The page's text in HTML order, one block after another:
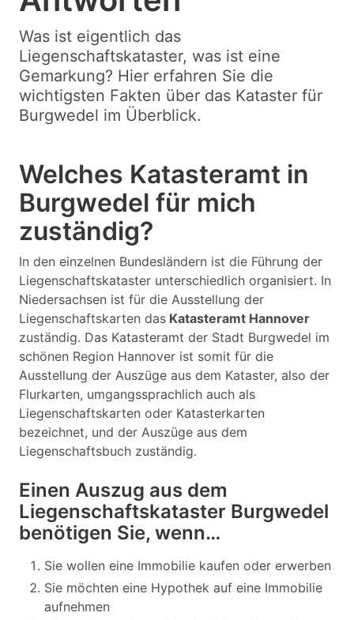
Was ist eigentlich das
Liegenschaftskataster, was ist eine
Gemarkung? Hier erfahren Sie die
wichtigsten Fakten über das Kataster für
Burgwedel im Überblick.
Welches Katasteramt in
Burgwedel für mich
zuständig?
In den einzelnen Bundesländern ist die Führung der
Liegenschaftskataster unterschiedlich organisiert. In
Niedersachsen ist für die Ausstellung der
Liegenschaftskarten das Katasteramt Hannover
zuständig. Das Katasteramt der Stadt Burgwedel im
schönen Region Hannover ist somit für die
Ausstellung der Auszüge aus dem Kataster, also der
Flurkarten, umgangssprachlich auch als
Liegenschaftskarten oder Katasterkarten
bezeichnet, und der Auszüge aus dem
Liegenschaftsbuch zuständig.
Einen Auszug aus dem
Liegenschaftskataster Burgwedel
benötigen Sie, wenn…
Sie wollen eine Immobilie kaufen oder erwerben
Sie möchten eine Hypothek auf eine Immobilie
aufnehmen